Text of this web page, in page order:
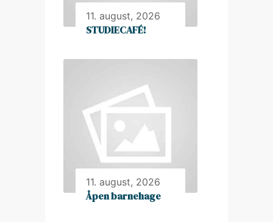
11. august, 2026
STUDIECAFÉ!
11. august, 2026
Åpen barnehage